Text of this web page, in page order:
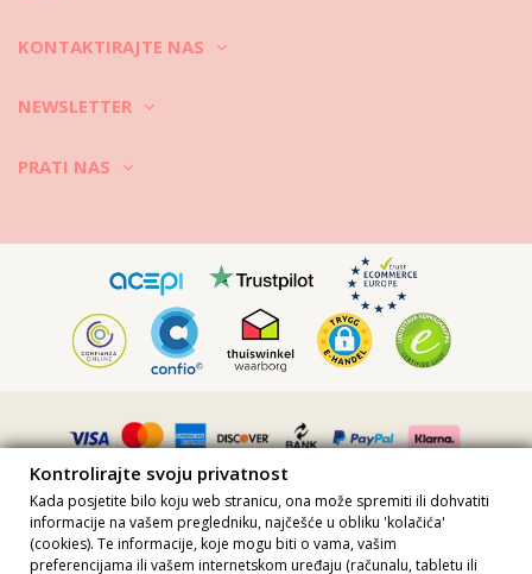
KONTAKTIRAJTE NAS
NEWSLETTER
PRATI NAS
Sve cijene uključuju PDV · PDV broj FR36509778270 · Sva prava
Kontrolirajte svoju privatnost
Kada posjetite bilo koju web stranicu, ona može spremiti ili dohvatiti
informacije na vašem pregledniku, najčešće u obliku 'kolačića'
(cookies). Te informacije, koje mogu biti o vama, vašim
preferencijama ili vašem internetskom uređaju (računalu, tabletu ili